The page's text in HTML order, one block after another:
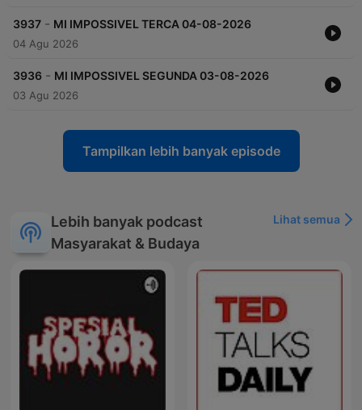
3937 - MI IMPOSSIVEL TERCA 04-08-2026
04 Agu 2026
3936 - MI IMPOSSIVEL SEGUNDA 03-08-2026
03 Agu 2026
Tampilkan lebih banyak episode
Lebih banyak podcast
Masyarakat & Budaya
Lihat semua